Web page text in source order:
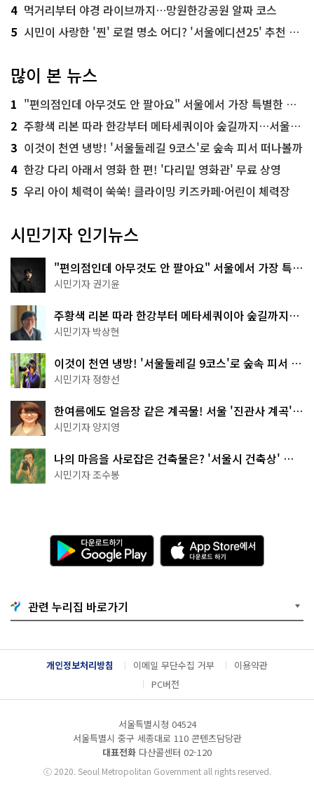
4 먹거리부터 야경 라이브까지…망원한강공원 알짜 코스
5 시민이 사랑한 '찐' 로컬 명소 어디? '서울에디션25' 추천 코스
많이 본 뉴스
1 "편의점인데 아무것도 안 팔아요" 서울에서 가장 특별한 편의점의 정체
2 주황색 리본 따라 한강부터 메타세쿼이아 숲길까지…서울둘레길 15코스
3 이것이 천연 냉방! '서울둘레길 9코스'로 숲속 피서 떠나볼까
4 한강 다리 아래서 영화 한 편! '다리밑 영화관' 무료 상영
5 우리 아이 체력이 쑥쑥! 클라이밍 키즈카페·어린이 체력장
시민기자 인기뉴스
"편의점인데 아무것도 안 팔아요" 서울에서 가장 특별
한 편의점의 정체
시민기자 권기윤
주황색 리본 따라 한강부터 메타세쿼이아 숲길까지…
서울둘레길 15코스
시민기자 박상현
이것이 천연 냉방! '서울둘레길 9코스'로 숲속 피서 떠
나볼까
시민기자 정향선
한여름에도 얼음장 같은 계곡물! 서울 '진관사 계곡'이
천국이네~
시민기자 양지영
나의 마음을 사로잡은 건축물은? '서울시 건축상' 수
상작 공개!
시민기자 조수봉
다
운
로
기
G
o
g
l
e
A
p
p
e
서
다
운
관련 누리집 바로가기
개인정보처리방침 이메일 무단수집 거부
이용약관
PC버전
서울특별시청 04524
서울특별시 중구 세종대로 110 콘텐츠담당관
대표전화 다산콜센터 02-120
ⓒ2020. Seoul Metropolitan Government all rights reserved.